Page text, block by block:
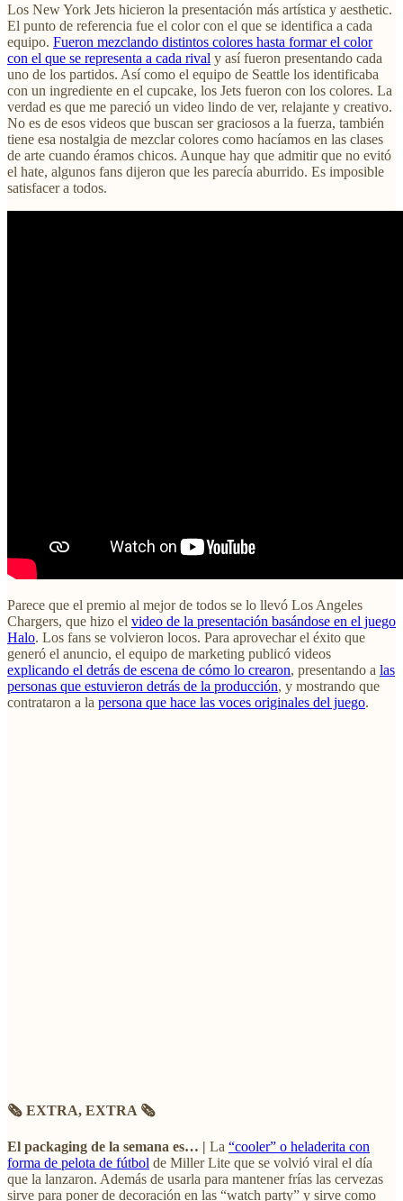
Los New York Jets hicieron la presentación más artística y aesthetic.
El punto de referencia fue el color con el que se identifica a cada
equipo. Fueron mezclando distintos colores hasta formar el color
con el que se representa a cada rival y así fueron presentando cada
uno de los partidos. Así como el equipo de Seattle los identificaba
con un ingrediente en el cupcake, los Jets fueron con los colores. La
verdad es que me pareció un video lindo de ver, relajante y creativo.
No es de esos videos que buscan ser graciosos a la fuerza, también
tiene esa nostalgia de mezclar colores como hacíamos en las clases
de arte cuando éramos chicos. Aunque hay que admitir que no evitó
el hate, algunos fans dijeron que les parecía aburrido. Es imposible
satisfacer a todos.
Parece que el premio al mejor de todos se lo llevó Los Angeles
Chargers, que hizo el video de la presentación basándose en el juego
Halo. Los fans se volvieron locos. Para aprovechar el éxito que
generó el anuncio, el equipo de marketing publicó videos
explicando el detrás de escena de cómo lo crearon, presentando a las
personas que estuvieron detrás de la producción, y mostrando que
contrataron a la persona que hace las voces originales del juego.
🗞️ EXTRA, EXTRA 🗞️
El packaging de la semana es… | La “cooler” o heladerita con
forma de pelota de fútbol de Miller Lite que se volvió viral el día
que la lanzaron. Además de usarla para mantener frías las cervezas
sirve para poner de decoración en las “watch party” y sirve como